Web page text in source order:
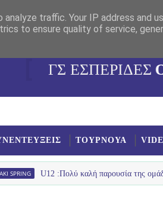
ΓΣ ΕΣΠΕΡΙΔΕΣ
ΤΟΥΡΝΟΥΑ
U12 :Πολύ καλή παρουσία της ομάδας u12
traffic. Your IP address and
to ensure quality of service,